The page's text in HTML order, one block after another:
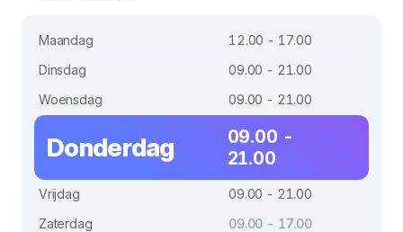
Maandag
12.00 - 17.00
Dinsdag
09.00 - 21.00
Woensdag
09.00 - 21.00
Donderdag
09.00 -
21.00
Vrijdag
09.00 - 21.00
Zaterdag
09.00 - 17.00